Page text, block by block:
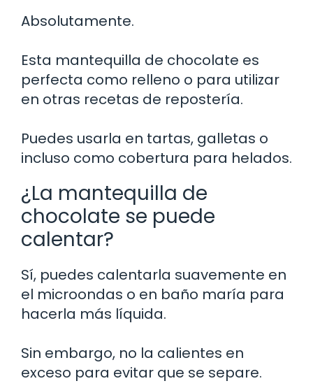
Absolutamente.
Esta mantequilla de chocolate es
perfecta como relleno o para utilizar
en otras recetas de repostería.
Puedes usarla en tartas, galletas o
incluso como cobertura para helados.
¿La mantequilla de
chocolate se puede
calentar?
Sí, puedes calentarla suavemente en
el microondas o en baño maría para
hacerla más líquida.
Sin embargo, no la calientes en
exceso para evitar que se separe.